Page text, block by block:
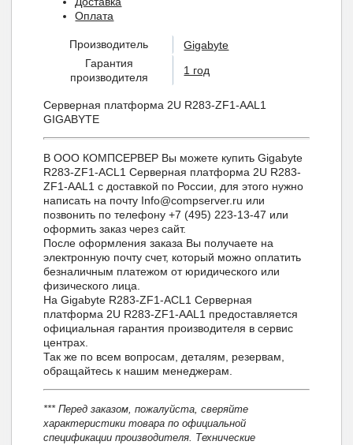
Оплата
Производитель
Gigabyte
Гарантия
производителя
1 год
Серверная платформа 2U R283-ZF1-AAL1
GIGABYTE
В ООО КОМПСЕРВЕР Вы можете купить Gigabyte
R283-ZF1-ACL1 Серверная платформа 2U R283-
ZF1-AAL1 с доставкой по России, для этого нужно
написать на почту Info@compserver.ru или
позвонить по телефону +7 (495) 223-13-47 или
оформить заказ через сайт.
После оформления заказа Вы получаете на
электронную почту счет, который можно оплатить
безналичным платежом от юридического или
физического лица.
На Gigabyte R283-ZF1-ACL1 Серверная
платформа 2U R283-ZF1-AAL1 предоставляется
официальная гарантия производителя в сервис
центрах.
Так же по всем вопросам, деталям, резервам,
обращайтесь к нашим менеджерам.
*** Перед заказом, пожалуйста, сверяйте
характеристики товара по официальной
спецификации производителя. Технические